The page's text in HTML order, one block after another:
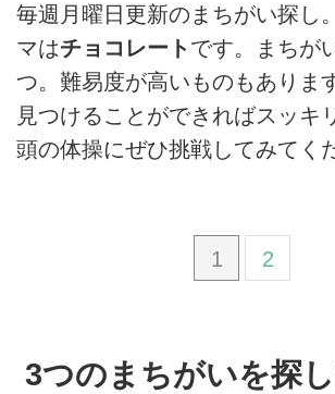
毎週月曜日更新のまちがい探し
マはチョコレート です。まちが
つ。難易度が高いものもありま
見つけることができればスッキ
頭の体操にぜひ挑戦してみてく
1 2
3つのまちがいを探